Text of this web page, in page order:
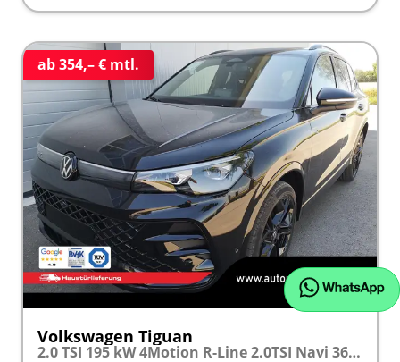
ab 354,– € mtl.
Volkswagen Tiguan
2.0 TSI 195 kW 4Motion R-Line 2.0TSI Navi 360 AHK Pano